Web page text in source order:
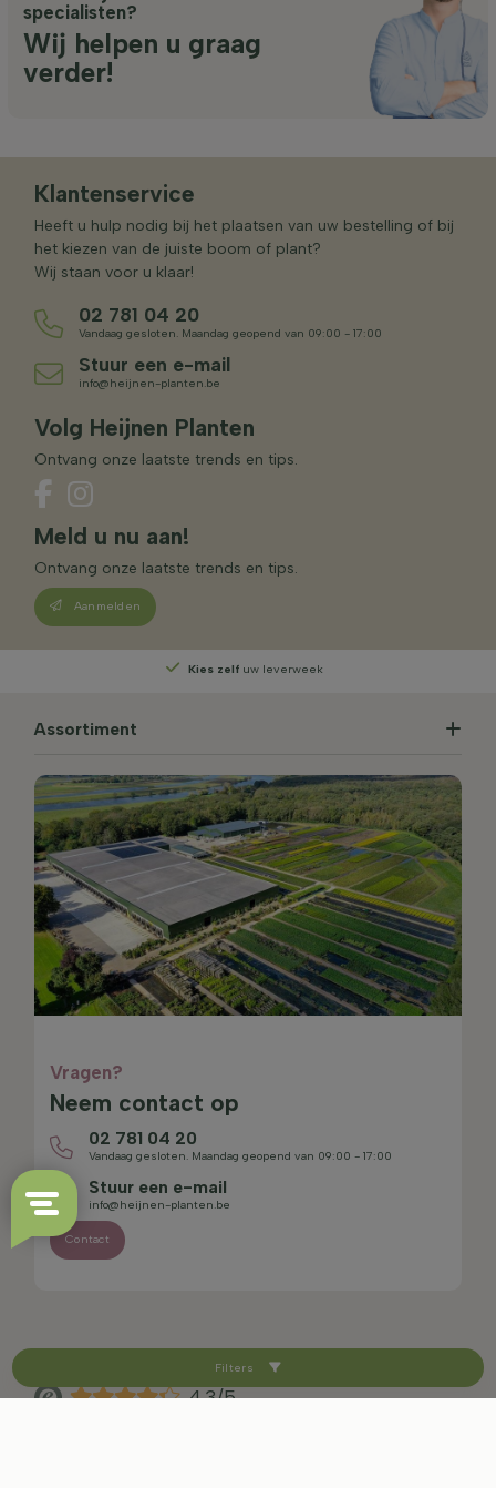
Filters
specialisten?
Wij helpen u graag
verder!
Klantenservice
Heeft u hulp nodig bij het plaatsen van uw bestelling of bij
het kiezen van de juiste boom of plant?
Wij staan voor u klaar!
02 781 04 20
Vandaag gesloten. Maandag geopend van 09:00 - 17:00
Stuur een e-mail
info@heijnen-planten.be
Volg Heijnen Planten
Ontvang onze laatste trends en tips.
Meld u nu aan!
Ontvang onze laatste trends en tips.
Aanmelden
Kies zelf uw leverweek
Assortiment
Vragen?
Neem contact op
02 781 04 20
Vandaag gesloten. Maandag geopend van 09:00 - 17:00
Stuur een e-mail
info@heijnen-planten.be
Contact
4.3/5